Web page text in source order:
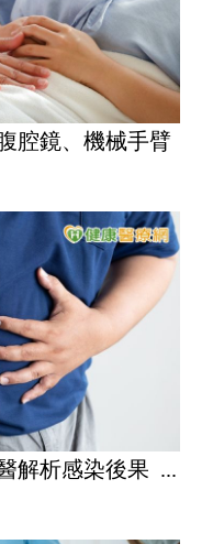
腔鏡、機械手臂
解析感染後果 ...